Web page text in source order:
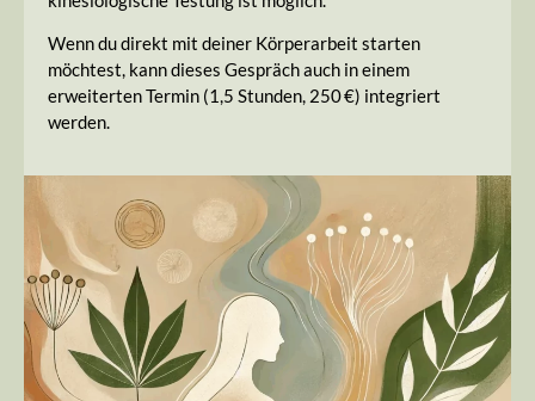
Wenn du direkt mit deiner Körperarbeit starten
möchtest, kann dieses Gespräch auch in einem
erweiterten Termin (1,5 Stunden, 250 €) integriert
werden.